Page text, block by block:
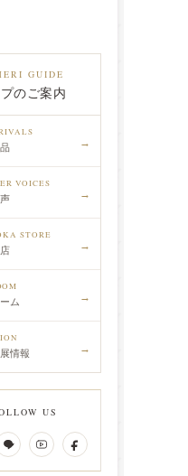
GUIDE
のご案内
→
VOICES
→
STORE
→
ム
→
情報
→
US